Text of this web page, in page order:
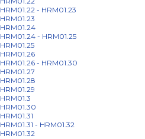
HRM01.22 - HRM01.23
HRM01.23
HRM01.24
HRM01.24 - HRM01.25
HRM01.25
HRM01.26
HRM01.26 - HRM01.30
HRM01.27
HRM01.28
HRM01.29
HRM01.3
HRM01.30
HRM01.31
HRM01.31 - HRM01.32
HRM01.32